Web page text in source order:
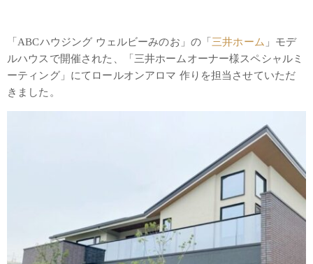
「ABCハウジング ウェルビーみのお」の「 三井ホーム 」モデ
ルハウスで開催された、「三井ホームオーナー様スペシャルミ
ーティング」にてロールオンアロマ 作りを担当させていただ
きました。